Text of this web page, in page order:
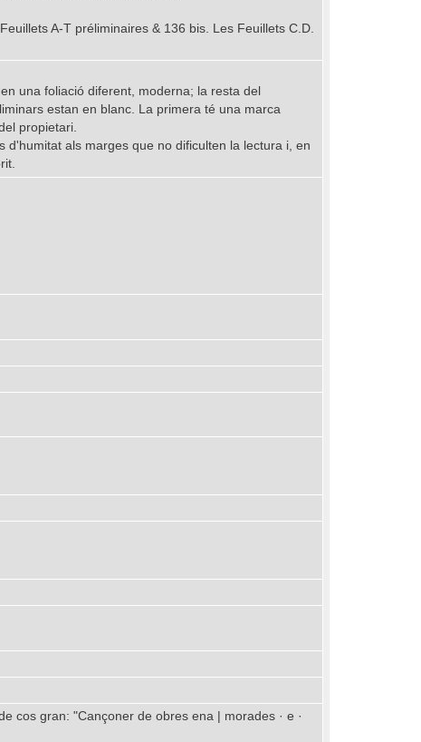
A-T préliminaires & 136 bis. Les Feuillets C.D.
una foliació diferent, moderna; la resta del
estan en blanc. La primera té una marca
propietari.
d'humitat als marges que no dificulten la lectura i, en
cos gran: "Cançoner de obres ena | morades · e ·